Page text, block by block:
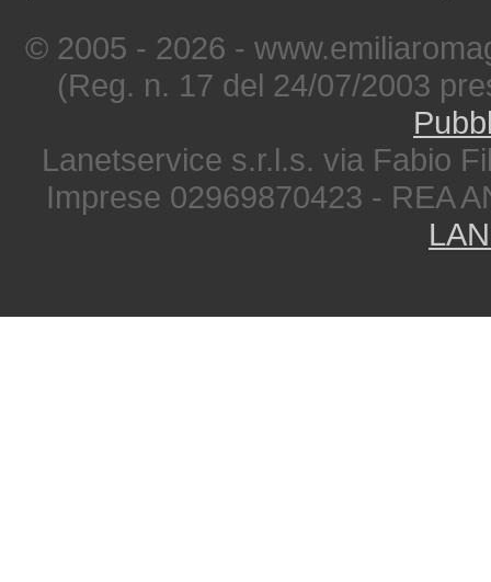
© 2005 - 2026 -
(Reg. n. 17 del 24/07/2003
Lanetservice s.r.l.s. via Fabio
Imprese 02969870423 - REA